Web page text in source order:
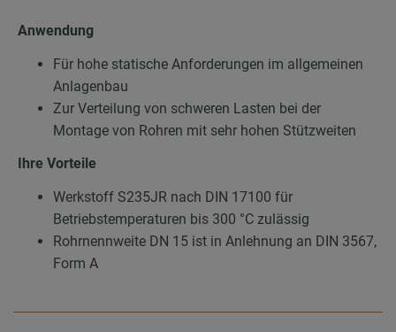
Anwendung
Für hohe statische Anforderungen im allgemeinen
Anlagenbau
Zur Verteilung von schweren Lasten bei der
Montage von Rohren mit sehr hohen Stützweiten
Ihre Vorteile
Werkstoff S235JR nach DIN 17100 für
Betriebstemperaturen bis 300 °C zulässig
Rohrnennweite DN 15 ist in Anlehnung an DIN 3567,
Form A